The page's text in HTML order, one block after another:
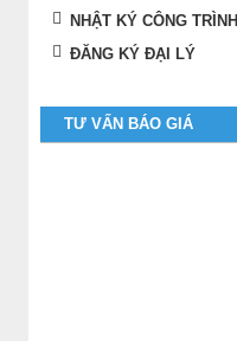
NHẬT KÝ CÔNG TRÌNH
ĐĂNG KÝ ĐẠI LÝ
TƯ VẤN BÁO GIÁ